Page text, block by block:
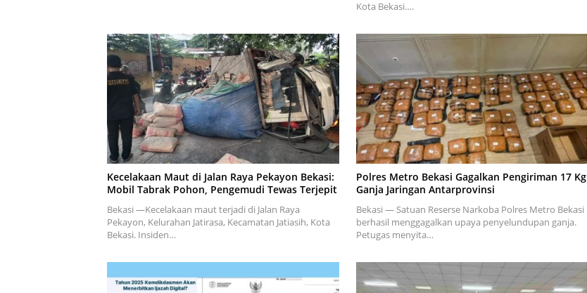
Kota Bekasi….
Kecelakaan Maut di Jalan Raya Pekayon Bekasi:
Mobil Tabrak Pohon, Pengemudi Tewas Terjepit
Bekasi —Kecelakaan maut terjadi di Jalan Raya
Pekayon, Kelurahan Jatirasa, Kecamatan Jatiasih, Kota
Bekasi. Insiden…
Polres Metro Bekasi Gagalkan Pengiriman 17 Kg
Ganja Jaringan Antarprovinsi
Bekasi — Satuan Reserse Narkoba Polres Metro Bekasi
berhasil menggagalkan upaya penyelundupan ganja.
Petugas menyita…